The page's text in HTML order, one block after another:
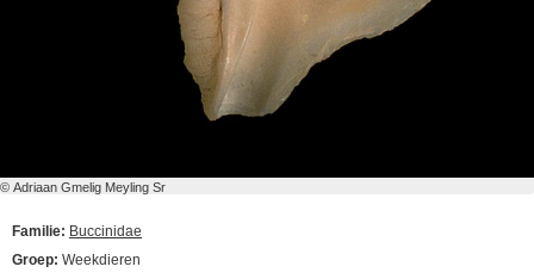
© Adriaan Gmelig Meyling Sr
Familie: Buccinidae
Groep: Weekdieren